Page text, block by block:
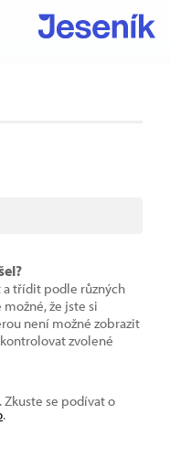
třídit podle různých
že jste si
není možné zobrazit
zvolené
. Zkuste se podívat o
.